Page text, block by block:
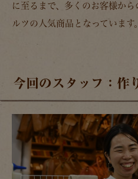
に至るまで、多くのお客様か
ルツの人気商品となっています。
今回のスタッフ：作